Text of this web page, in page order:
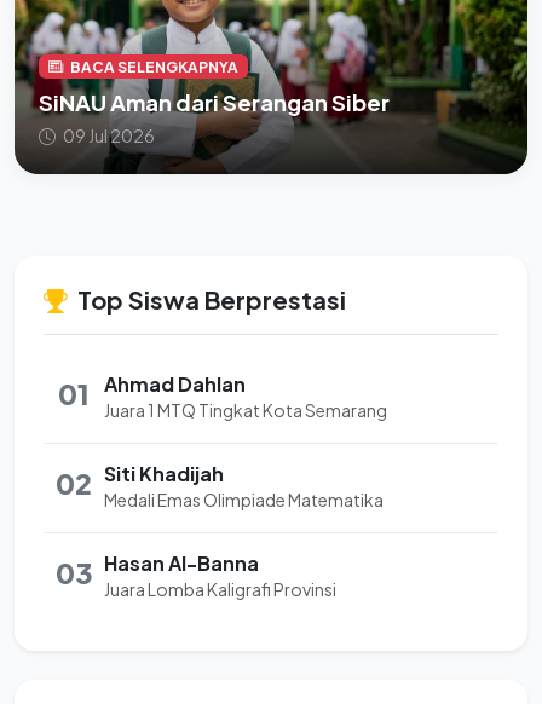
BACA SELENGKAPNYA
SiNAU Aman dari Serangan Siber
09 Jul 2026
Top Siswa Berprestasi
01 Ahmad Dahlan
Juara 1 MTQ Tingkat Kota Semarang
02 Siti Khadijah
Medali Emas Olimpiade Matematika
03 Hasan Al-Banna
Juara Lomba Kaligrafi Provinsi